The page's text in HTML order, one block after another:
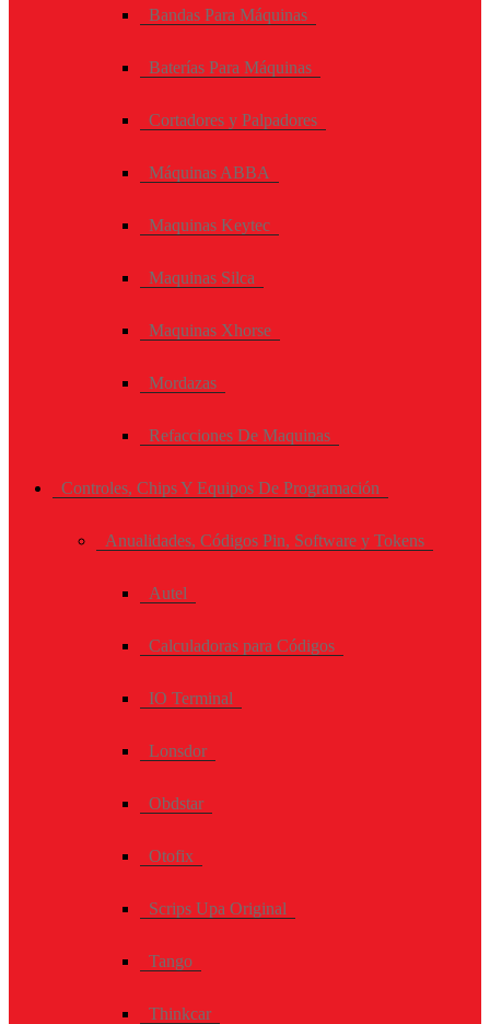
Bandas Para Máquinas
Baterías Para Máquinas
Cortadores y Palpadores
Máquinas ABBA
Maquinas Keytec
Maquinas Silca
Maquinas Xhorse
Mordazas
Refacciones De Maquinas
Controles, Chips Y Equipos De Programación
Anualidades, Códigos Pin, Software y Tokens
Autel
Calculadoras para Códigos
IO Terminal
Lonsdor
Obdstar
Otofix
Scrips Upa Original
Tango
Thinkcar